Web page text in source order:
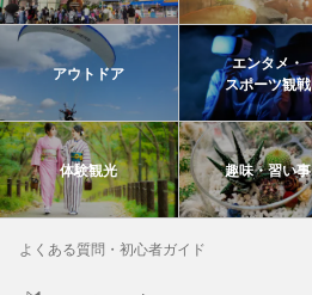
アウトドア
エンタメ・
スポーツ観戦
体験観光 趣味・習い事
よくある質問・初心者ガイド